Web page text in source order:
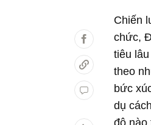
Chiến
chức,
tiêu
theo
bức
dụ
độ nào